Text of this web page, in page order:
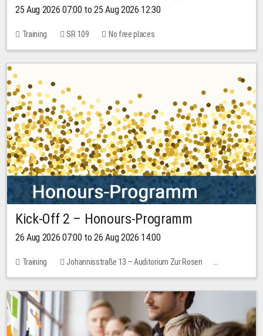
25 Aug 2026 07:00 to 25 Aug 2026 12:30
Training SR 109 No free places
Kick-Off 2 – Honours-Programm
26 Aug 2026 07:00 to 26 Aug 2026 14:00
Training
Johannisstraße 13 – Auditorium Zur Rosen
No free places